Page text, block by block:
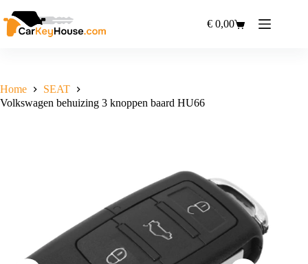
naar
de
Winkelwagen
€ 0,00
Home
SEAT
Volkswagen behuizing 3 knoppen baard HU66